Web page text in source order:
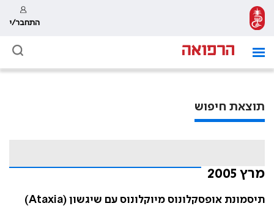
התחבר/י
תוצאת חיפוש
מרץ 2005
תיסמונת אופסקלונוס מיוקלונוס עם שיגשון (Ataxia)